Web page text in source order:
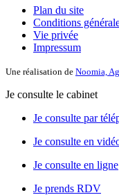
Plan du site
Conditions
Vie privée
Impressum
Une réalisation de Noomia,
Je consulte le cabinet
Je consulte par
Je consulte en
Je consulte en ligne
Je prends RDV